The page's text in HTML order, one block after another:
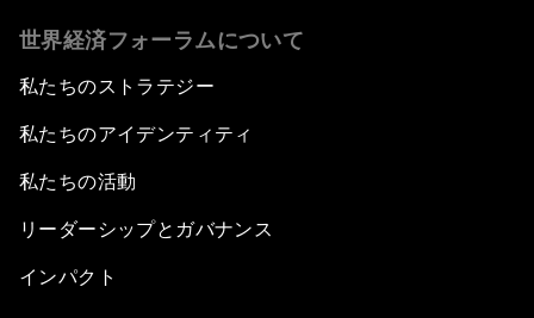
世界経済フォーラムについて
私たちのストラテジー
私たちのアイデンティティ
私たちの活動
リーダーシップとガバナンス
インパクト